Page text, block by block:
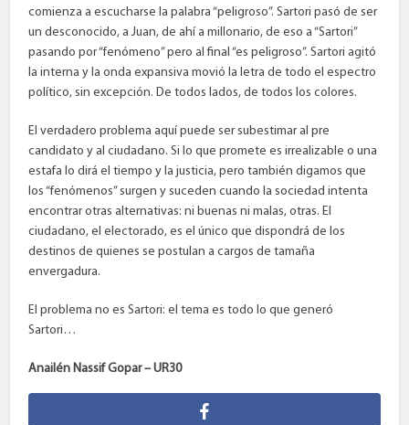
comienza a escucharse la palabra “peligroso”. Sartori pasó de ser
un desconocido, a Juan, de ahí a millonario, de eso a “Sartori”
pasando por “fenómeno” pero al final “es peligroso”. Sartori agitó
la interna y la onda expansiva movió la letra de todo el espectro
político, sin excepción. De todos lados, de todos los colores.
El verdadero problema aquí puede ser subestimar al pre
candidato y al ciudadano. Si lo que promete es irrealizable o una
estafa lo dirá el tiempo y la justicia, pero también digamos que
los “fenómenos” surgen y suceden cuando la sociedad intenta
encontrar otras alternativas: ni buenas ni malas, otras. El
ciudadano, el electorado, es el único que dispondrá de los
destinos de quienes se postulan a cargos de tamaña
envergadura.
El problema no es Sartori: el tema es todo lo que generó
Sartori…
Anailén Nassif Gopar – UR30